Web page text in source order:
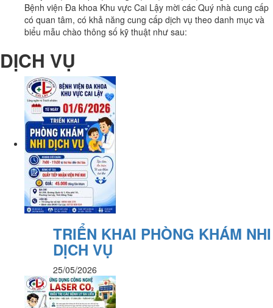
Bệnh viện Đa khoa Khu vực Cai Lậy mời các Quý nhà cung cấp
có quan tâm, có khả năng cung cấp dịch vụ theo danh mục và
biểu mẫu chào thông số kỹ thuật như sau:
DỊCH VỤ
TRIỂN KHAI PHÒNG KHÁM NHI
DỊCH VỤ
25/05/2026